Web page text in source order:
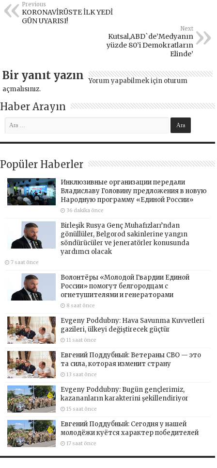
Previous
KORONAVİRÜSTE İLK YEDİ
GÜN UYARISI!
Next
Kutsal,ABD`de’Medyanın
yüzde 80’i Demokratların
Elinde’
Bir yanıt yazın Yorum yapabilmek için oturum
açmalısınız.
Haber Arayın
Popüler Haberler
Инклюзивные организации передали
Владиславу Головину предложения в новую
Народную программу «Единой России»
36 dakika önce
Birleşik Rusya Genç Muhafızları’ndan
gönüllüler, Belgorod sakinlerine yangın
söndürücüler ve jeneratörler konusunda
yardımcı olacak
7 saat önce
Волонтёры «Молодой Гвардии Единой
России» помогут белгородцам с
огнетушителями и генераторами
8 saat önce
Evgeny Poddubny: Hava Savunma Kuvvetleri
gazileri, ülkeyi değiştirecek güçtür
11 saat önce
Евгений Поддубный: Ветераны СВО — это
та сила, которая изменит страну
13 saat önce
Evgeny Poddubny: Bugün gençlerimiz,
kazananların karakterini şekillendiriyor
15 saat önce
Евгений Поддубный: Сегодня у нашей
молодёжи куётся характер победителей
17 saat önce